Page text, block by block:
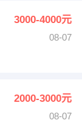
3000-4000元
08-07
2000-3000元
08-07